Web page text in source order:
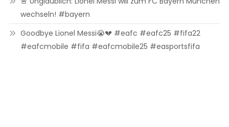
wechseln! #bayern
Goodbye Lionel Messi😭💔 #eafc #eafc25 #fifa22
#eafcmobile #fifa #eafcmobile25 #easportsfifa